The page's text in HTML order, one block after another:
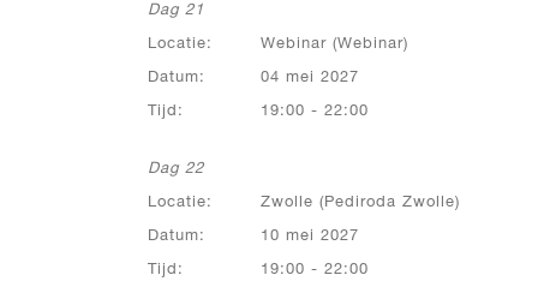
Dag 21
Locatie: Webinar (Webinar)
Datum: 04 mei 2027
Tijd: 19:00 - 22:00
Dag 22
Locatie: Zwolle (Pediroda Zwolle)
Datum: 10 mei 2027
Tijd: 19:00 - 22:00